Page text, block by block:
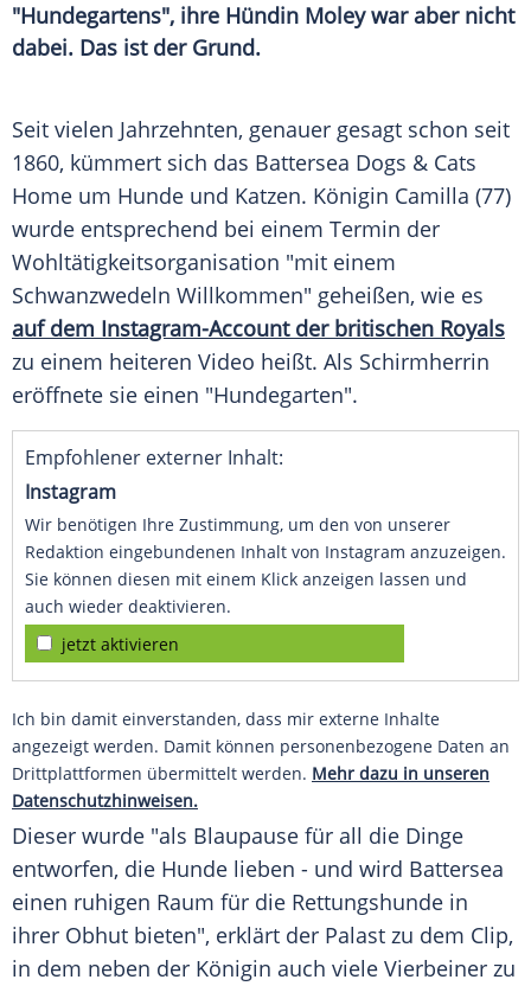
"Hundegartens", ihre Hündin Moley war aber nicht
dabei. Das ist der Grund.
Seit vielen Jahrzehnten, genauer gesagt schon seit
1860, kümmert sich das Battersea Dogs & Cats
Home um Hunde und Katzen. Königin Camilla (77)
wurde entsprechend bei einem Termin der
Wohltätigkeitsorganisation "mit einem
Schwanzwedeln Willkommen" geheißen, wie es
auf dem Instagram-Account der britischen Royals
zu einem heiteren Video heißt. Als Schirmherrin
eröffnete sie einen "Hundegarten".
Empfohlener externer Inhalt:
Instagram
Wir benötigen Ihre Zustimmung, um den von unserer
Redaktion eingebundenen Inhalt von Instagram anzuzeigen.
Sie können diesen mit einem Klick anzeigen lassen und
auch wieder deaktivieren.
jetzt aktivieren
Ich bin damit einverstanden, dass mir externe Inhalte
angezeigt werden. Damit können personenbezogene Daten an
Drittplattformen übermittelt werden. Mehr dazu in unseren
Datenschutzhinweisen.
Dieser wurde "als Blaupause für all die Dinge
entworfen, die Hunde lieben - und wird Battersea
einen ruhigen Raum für die Rettungshunde in
ihrer Obhut bieten", erklärt der Palast zu dem Clip,
in dem neben der Königin auch viele Vierbeiner zu